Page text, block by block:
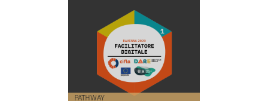
PATHWAY